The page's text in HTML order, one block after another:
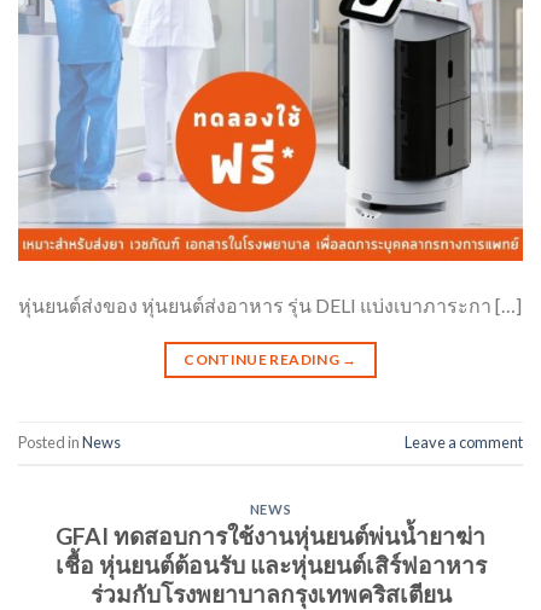
หุ่นยนต์ส่งของ หุ่นยนต์ส่งอาหาร รุ่น DELI แบ่งเบาภาระกา […]
CONTINUE READING →
Posted inNews Leave a comment
NEWS
GFAI ทดสอบการใช้งานหุ่นยนต์พ่นน้ำยาฆ่า
เชื้อ หุ่นยนต์ต้อนรับ และหุ่นยนต์เสิร์ฟอาหาร
ร่วมกับโรงพยาบาลกรุงเทพคริสเตียน